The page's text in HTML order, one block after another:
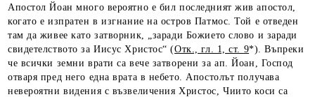
Апостол Йоан много вероятно е бил последният жив апостол,
когато е изпратен в изгнание на остров Патмос. Той е отведен
там да живее като затворник, „заради Божието слово и заради
свидетелството за Иисус Христос“ (Отк., гл. 1, ст. 9*). Въпреки
че всички земни врати са вече затворени за ап. Йоан, Господ
отваря пред него една врата в небето. Апостолът получава
невероятни видения с възвеличения Христос, Чиито коси са